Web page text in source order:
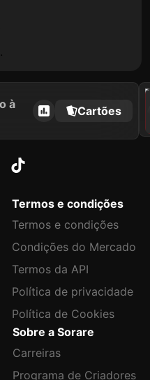
à
Cartões
2021
Termos e condições
Termos e condições
Condições do Mercado
Termos da API
Política de privacidade
Política de Cookies
Sobre a Sorare
Carreiras
Programa de Criadores